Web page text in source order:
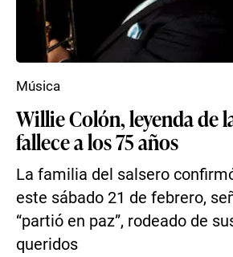
Willie Colón, leyenda de
fallece a los 75 años
La familia del salsero
este sábado 21 de febrero,
“partió en paz”, rodeado de
queridos
Música